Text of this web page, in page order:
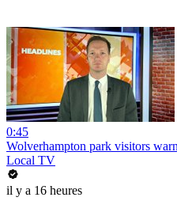
0:45
Wolverhampton park visitors
Local TV
il y a 16 heures